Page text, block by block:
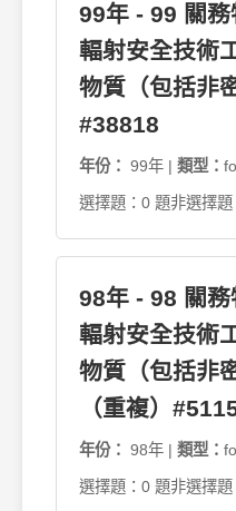
99年 - 99 關務
輻射安全技術
物質（包括非
#38818
年份： 99年 | 類型：
選擇題：0 題非選擇
98年 - 98 關務
輻射安全技術
物質（包括非
（重複）
年份： 98年 | 類型：
選擇題：0 題非選擇